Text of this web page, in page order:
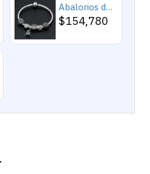
Abalorios de plata esterlina 925 pura, abalorios de animales, elefante, hipopótamo, corazones, pulsera artesanal
$154,780